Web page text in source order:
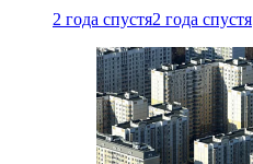
2 года спустя2 года спустя